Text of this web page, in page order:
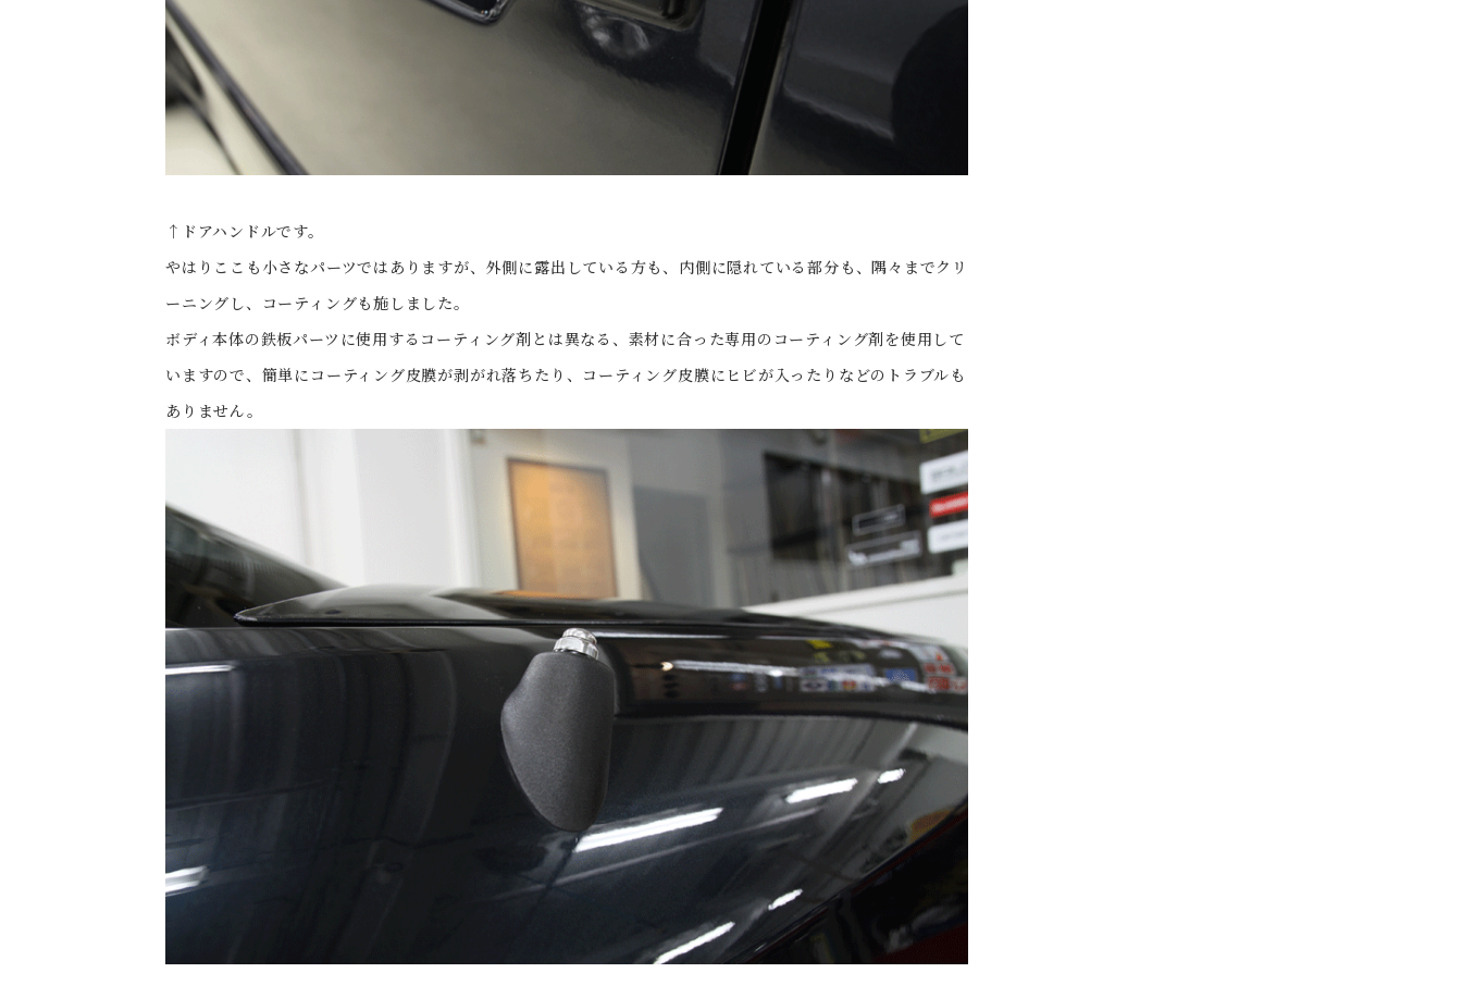
↑ドアハンドルです。
やはりここも小さなパーツではありますが、外側に露出している方も、内側に隠れている部分も、隅々までクリ
ーニングし、コーティングも施しました。
ボディ本体の鉄板パーツに使用するコーティング剤とは異なる、素材に合った専用のコーティング剤を使用して
いますので、簡単にコーティング皮膜が剥がれ落ちたり、コーティング皮膜にヒビが入ったりなどのトラブルも
ありません。